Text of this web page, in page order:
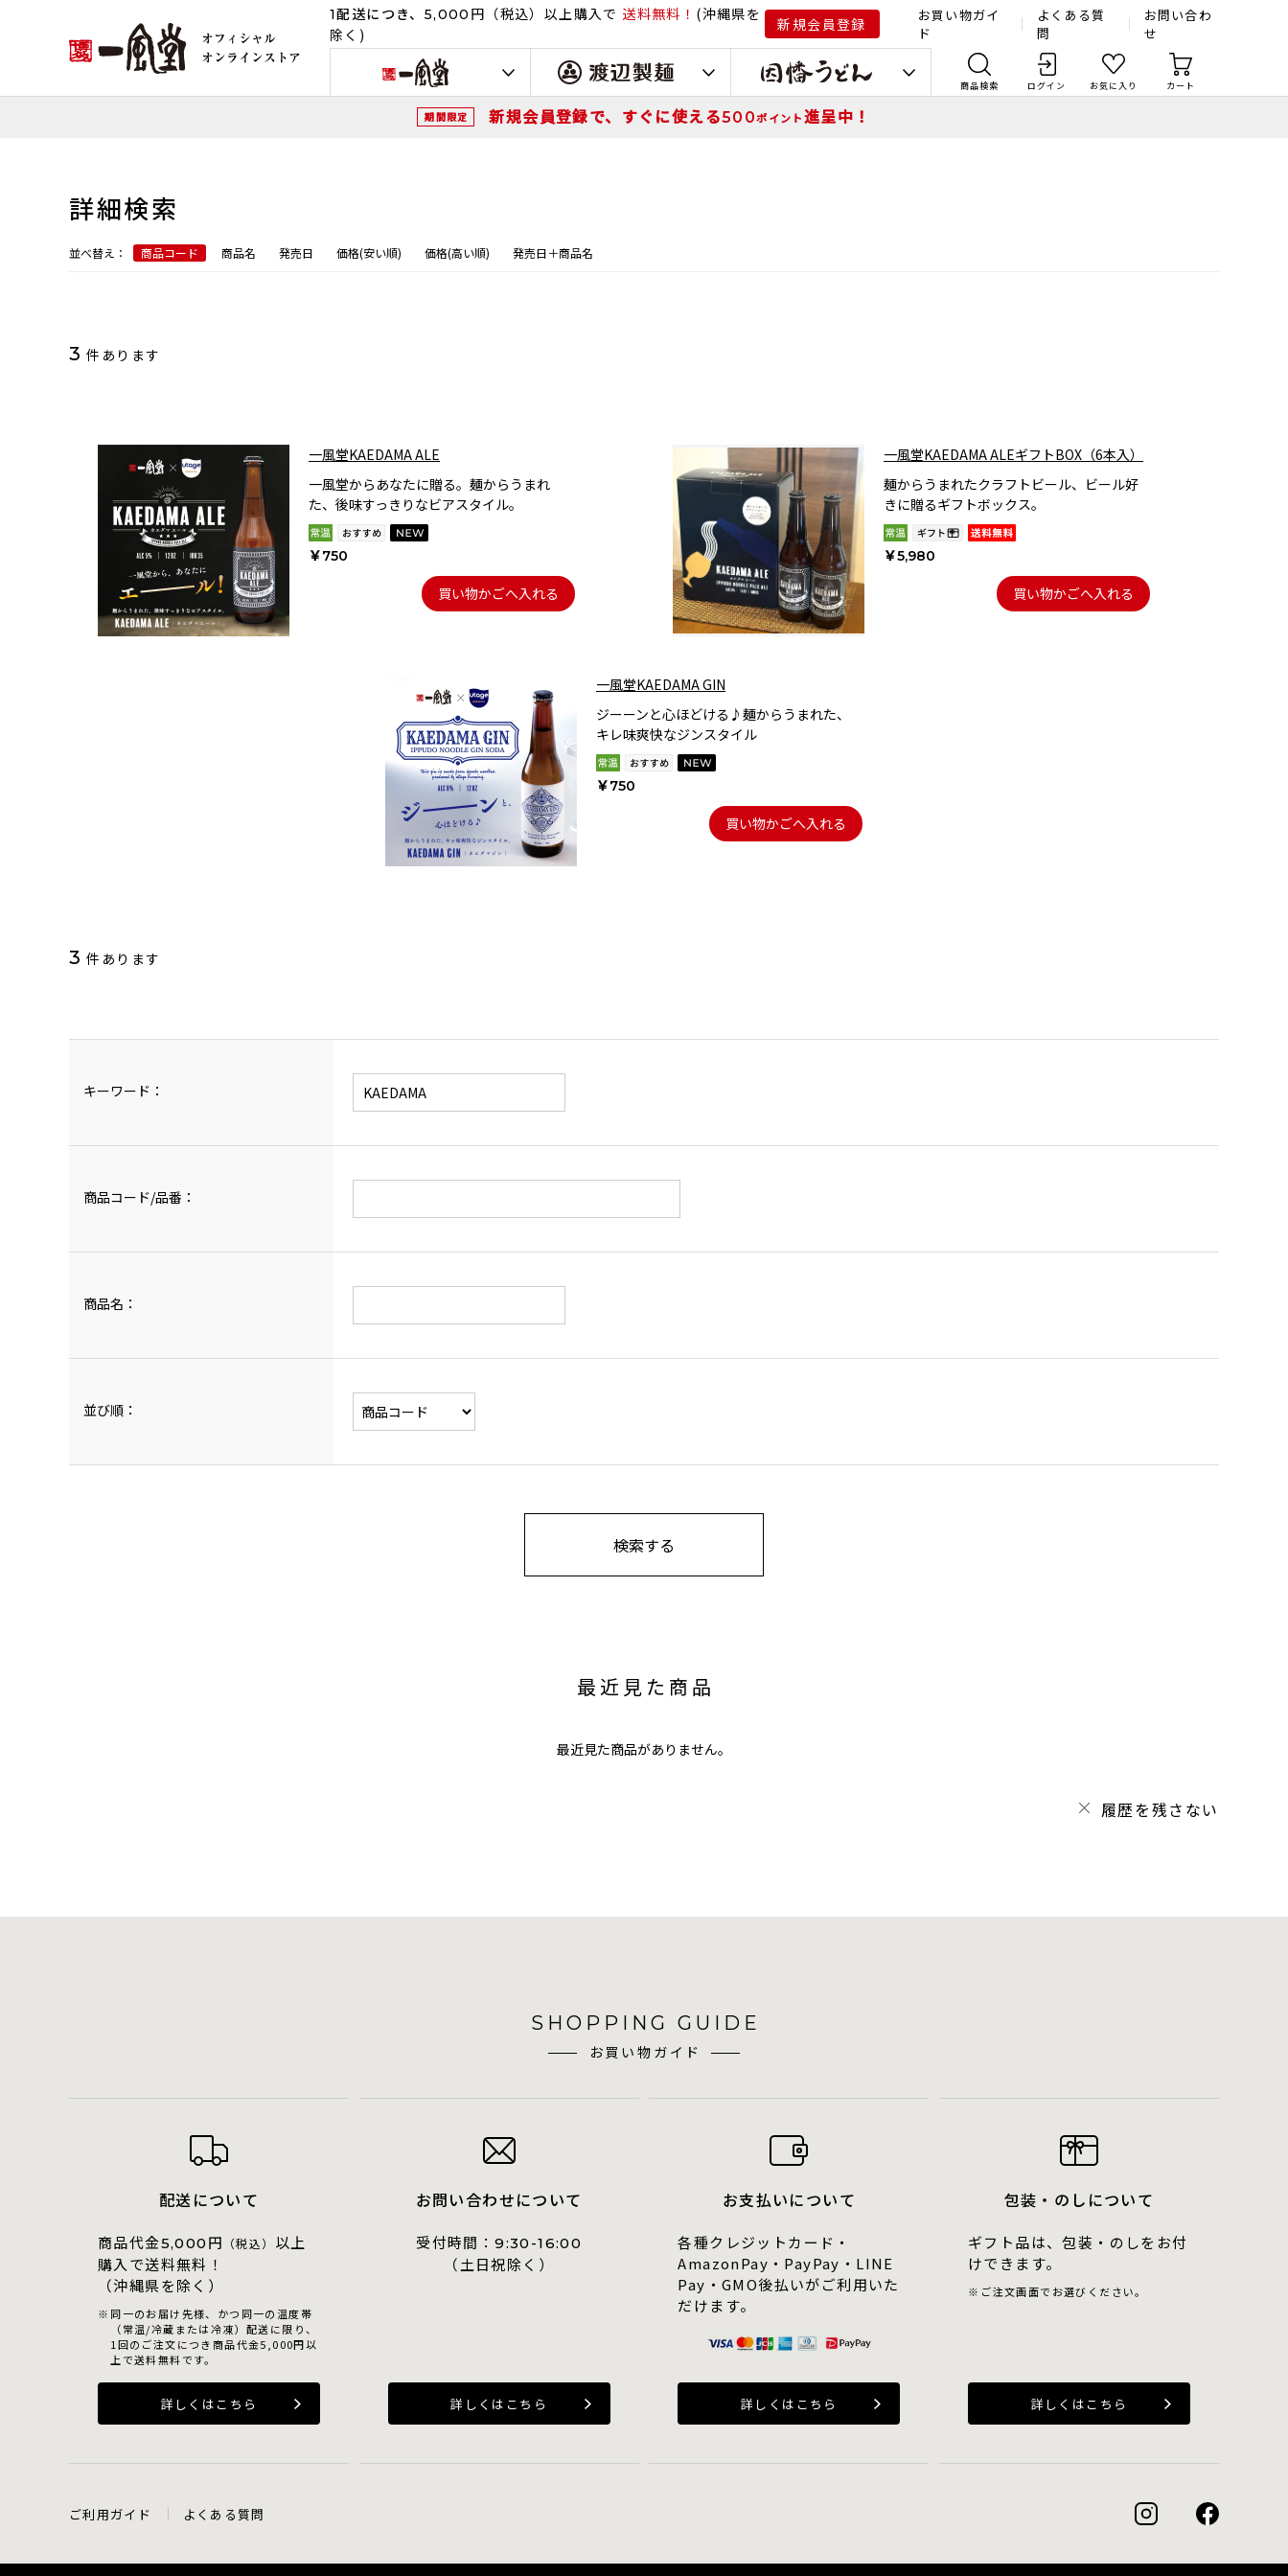
1配送につき、5,000 円（税込） 以上購入で 送料無料！ (沖縄県を
除く)
新規会員登録
お買い物ガイ
ド
よくある質
問
お問い合わ
せ
商品検索 ログイン お気に入り カート
期間限定 新規会員登録で、すぐに使える500ポイント進呈中！
詳細検索
並べ替え： 商品コード 商品名 発売日 価格(安い順) 価格(高い順) 発売日＋商品名
3 件あります
一風堂KAEDAMA ALE
一風堂からあなたに贈る。麺からうまれ
た、後味すっきりなビアスタイル。
￥750
買い物かごへ入れる
一風堂KAEDAMA ALEギフトBOX（6本入）
麺からうまれたクラフトビール、ビール好
きに贈るギフトボックス。
￥5,980
買い物かごへ入れる
一風堂KAEDAMA GIN
ジーーンと心ほどける♪麺からうまれた、
キレ味爽快なジンスタイル
￥750
買い物かごへ入れる
3 件あります
キーワード：
商品コード/品番：
商品名：
並び順：
最近見た商品
最近見た商品がありません。
履歴を残さない
SHOPPING GUIDE
お買い物ガイド
配送について
商品代金5,000 円 （税込） 以上
購入で送料無料！
（沖縄県を除く）
同一のお届け先様、かつ同一の温度帯
（常温/冷蔵または冷凍）配送に限り、
1回のご注文につき商品代金5,000円以
上で送料無料です。
詳しくはこちら
お問い合わせについて
受付時間：9:30-16:00
（土日祝除く）
詳しくはこちら
お支払いについて
各種クレジットカード・
AmazonPay・PayPay・LINE
Pay・GMO後払いがご利用いた
だけます。
詳しくはこちら
包装・のしについて
ギフト品は、包装・のしをお付
けできます。
ご注文画面でお選びください。
詳しくはこちら
ご利用ガイド よくある質問